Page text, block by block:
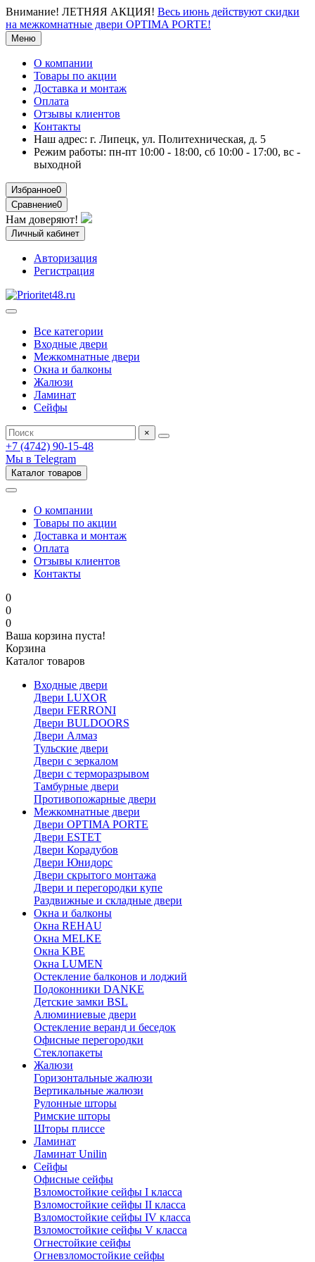
Внимание! ЛЕТНЯЯ АКЦИЯ! Весь июнь действуют скидки
на межкомнатные двери OPTIMA PORTE!
Меню
О компании
Товары по акции
Доставка и монтаж
Оплата
Отзывы клиентов
Контакты
Наш адрес: г. Липецк, ул. Политехническая, д. 5
Режим работы: пн-пт 10:00 - 18:00, сб 10:00 - 17:00, вс -
выходной
Избранное0
Сравнение0
Нам доверяют!
Личный кабинет
Авторизация
Регистрация
Все категории
Входные двери
Межкомнатные двери
Окна и балконы
Жалюзи
Ламинат
Сейфы
×
+7 (4742) 90-15-48
Мы в Telegram
Каталог товаров
О компании
Товары по акции
Доставка и монтаж
Оплата
Отзывы клиентов
Контакты
0
0
0
Ваша корзина пуста!
Корзина
Каталог товаров
Входные двери
Двери LUXOR
Двери FERRONI
Двери BULDOORS
Двери Алмаз
Тульские двери
Двери с зеркалом
Двери с терморазрывом
Тамбурные двери
Противопожарные двери
Межкомнатные двери
Двери OPTIMA PORTE
Двери ESTET
Двери Корадубов
Двери Юнидорс
Двери скрытого монтажа
Двери и перегородки купе
Раздвижные и складные двери
Окна и балконы
Окна REHAU
Окна MELKE
Окна KBE
Окна LUMEN
Остекление балконов и лоджий
Подоконники DANKE
Детские замки BSL
Алюминиевые двери
Остекление веранд и беседок
Офисные перегородки
Стеклопакеты
Жалюзи
Горизонтальные жалюзи
Вертикальные жалюзи
Рулонные шторы
Римские шторы
Шторы плиссе
Ламинат
Ламинат Unilin
Сейфы
Офисные сейфы
Взломостойкие сейфы I класса
Взломостойкие сейфы II класса
Взломостойкие сейфы IV класса
Взломостойкие сейфы V класса
Огнестойкие сейфы
Огневзломостойкие сейфы